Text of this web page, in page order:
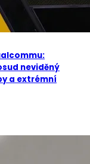
neviděný
a extrémní